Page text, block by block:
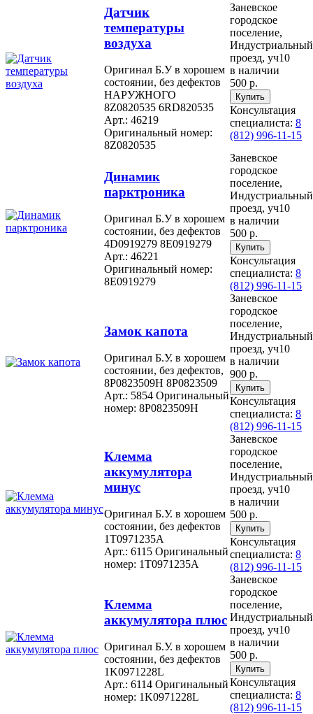
Датчик
температуры
воздуха
Оригинал Б.У в хорошем
состоянии, без дефектов
НАРУЖНОГО
8Z0820535 6RD820535
Арт.: 46219
Оригинальный номер:
8Z0820535
Заневское
городское
поселение,
Индустриальный
проезд, уч10
в наличии
500 р.
Консультация
специалиста: 8
(812) 996-11-15
Динамик
парктроника
Оригинал Б.У в хорошем
состоянии, без дефектов
4D0919279 8E0919279
Арт.: 46221
Оригинальный номер:
8E0919279
Заневское
городское
поселение,
Индустриальный
проезд, уч10
в наличии
500 р.
Консультация
специалиста: 8
(812) 996-11-15
Замок капота
Оригинал Б.У. в хорошем
состоянии, без дефектов,
8P0823509H 8P0823509
Арт.: 5854 Оригинальный
номер: 8P0823509H
Заневское
городское
поселение,
Индустриальный
проезд, уч10
в наличии
900 р.
Консультация
специалиста: 8
(812) 996-11-15
Клемма
аккумулятора
минус
Оригинал Б.У. в хорошем
состоянии, без дефектов
1T0971235A
Арт.: 6115 Оригинальный
номер: 1T0971235A
Заневское
городское
поселение,
Индустриальный
проезд, уч10
в наличии
500 р.
Консультация
специалиста: 8
(812) 996-11-15
Клемма
аккумулятора плюс
Оригинал Б.У. в хорошем
состоянии, без дефектов
1K0971228L
Арт.: 6114 Оригинальный
номер: 1K0971228L
Заневское
городское
поселение,
Индустриальный
проезд, уч10
в наличии
500 р.
Консультация
специалиста: 8
(812) 996-11-15